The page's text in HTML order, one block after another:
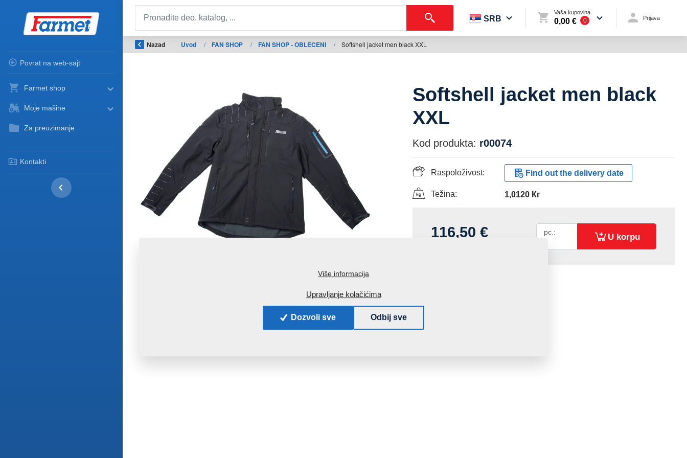
Povrat na web-sajt
Farmet shop
Moje mašine
Za preuzimanje
Kontakti
SRB
Vaša kupovina
0,00 € 0 Prijava
Nazad Uvod / FAN SHOP / FAN SHOP - OBLECENI / Softshell jacket men black XXL
Softshell jacket men black
XXL
Kod produkta: r00074
Raspoloživost: Find out the delivery date
Težina: 1,0120 Кг
116,50 € pc.: U korpu
Više informacija
Upravljanje kolačićima
Dozvoli sve Odbij sve